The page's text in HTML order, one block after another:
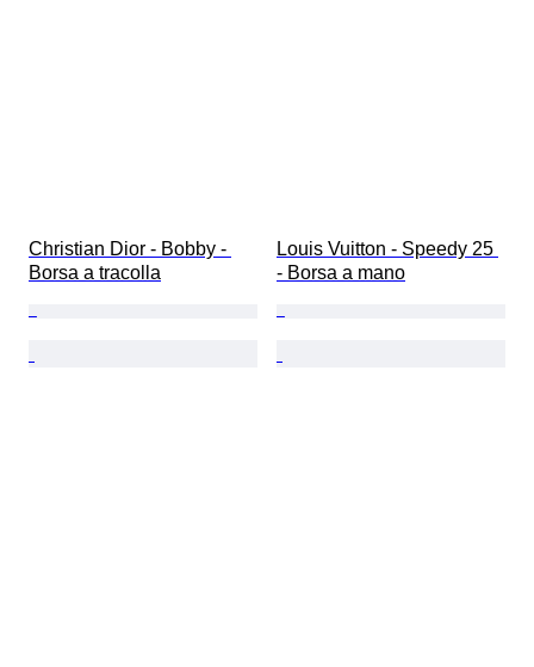
Christian Dior - Bobby -
Borsa a tracolla
Louis Vuitton - Speedy 25
- Borsa a mano